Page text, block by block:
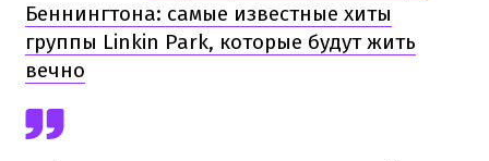
Беннингтона: самые известные хиты
группы Linkin Park, которые будут жить
вечно